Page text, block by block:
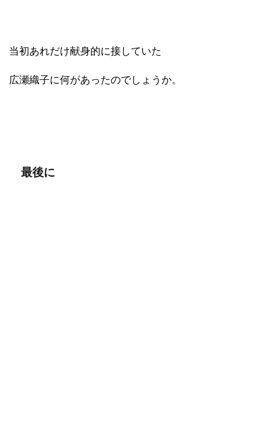
当初あれだけ献身的に接していた
広瀬織子に何があったのでしょうか。
最後に